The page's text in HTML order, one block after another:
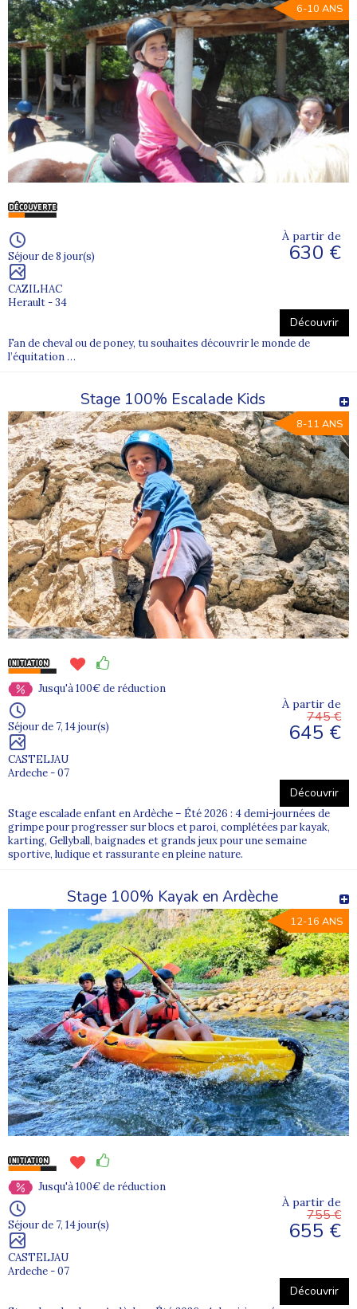
6-10 ANS
Séjour de 8 jour(s)
CAZILHAC
Herault - 34
À partir de
630 €
Découvrir
Fan de cheval ou de poney, tu souhaites découvrir le monde de
l’équitation …
Stage 100% Escalade Kids
8-11 ANS
Jusqu'à 100€ de réduction
Séjour de 7, 14 jour(s)
CASTELJAU
Ardeche - 07
À partir de
745 €
645 €
Découvrir
Stage escalade enfant en Ardèche – Été 2026 : 4 demi-journées de
grimpe pour progresser sur blocs et paroi, complétées par kayak,
karting, Gellyball, baignades et grands jeux pour une semaine
sportive, ludique et rassurante en pleine nature.
Stage 100% Kayak en Ardèche
12-16 ANS
Jusqu'à 100€ de réduction
Séjour de 7, 14 jour(s)
CASTELJAU
Ardeche - 07
À partir de
755 €
655 €
Découvrir